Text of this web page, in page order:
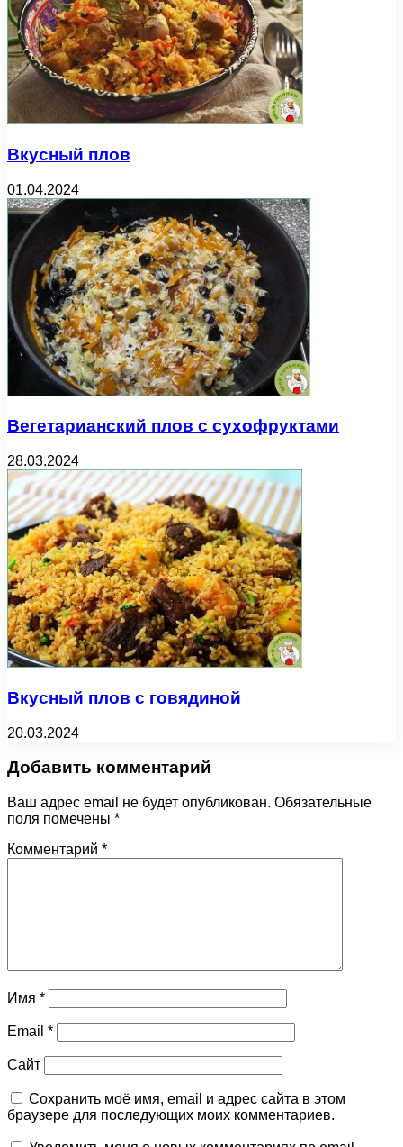
Вкусный плов
01.04.2024
Вегетарианский плов с сухофруктами
28.03.2024
Вкусный плов с говядиной
20.03.2024
Добавить комментарий
Ваш адрес email не будет опубликован. Обязательные
поля помечены *
Комментарий *
Имя *
Email *
Сайт
Сохранить моё имя, email и адрес сайта в этом
браузере для последующих моих комментариев.